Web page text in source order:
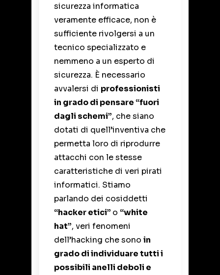
sicurezza informatica
veramente efficace, non è
sufficiente rivolgersi a un
tecnico specializzato e
nemmeno a un esperto di
sicurezza. È necessario
avvalersi di professionisti
in grado di pensare “fuori
dagli schemi”, che siano
dotati di quell’inventiva che
permetta loro di riprodurre
attacchi con le stesse
caratteristiche di veri pirati
informatici. Stiamo
parlando dei cosiddetti
“hacker etici” o “white
hat”, veri fenomeni
dell’hacking che sono in
grado di individuare tutti i
possibili anelli deboli e